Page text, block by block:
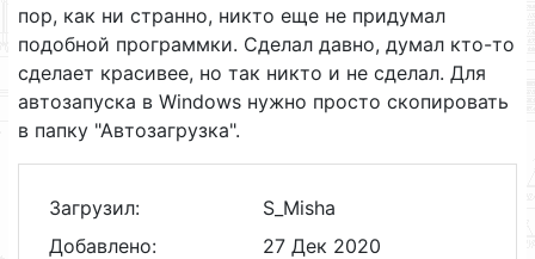
пор, как ни странно, никто еще не придумал
подобной программки. Сделал давно, думал кто-то
сделает красивее, но так никто и не сделал. Для
автозапуска в Windows нужно просто скопировать
в папку "Автозагрузка".
Загрузил:
S_Misha
Добавлено:
27 Дек 2020